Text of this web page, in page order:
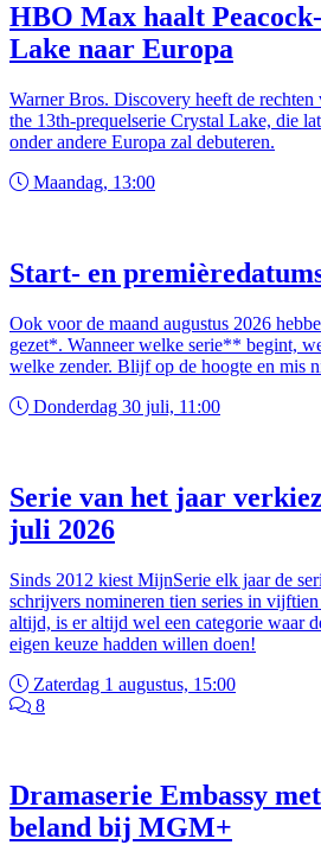
HBO Max haalt
Lake naar Europa
Warner Bros. Discovery heeft de
the 13th-prequelserie Crystal Lake, die
onder andere Europa zal debuteren.
Maandag, 13:00
Start- en
Ook voor de maand augustus 2026
gezet*. Wanneer welke serie** begint,
welke zender. Blijf op de hoogte en mis
Donderdag 30 juli, 11:00
Serie van het jaar
juli 2026
Sinds 2012 kiest MijnSerie elk jaar de
schrijvers nomineren tien series in
altijd, is er altijd wel een categorie waar
eigen keuze hadden willen doen!
Zaterdag 1 augustus, 15:00
8
Dramaserie Embassy
beland bij MGM+